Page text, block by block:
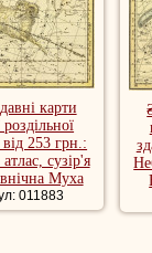
карти
від 253 грн.:
сузір'я
Муха
011883